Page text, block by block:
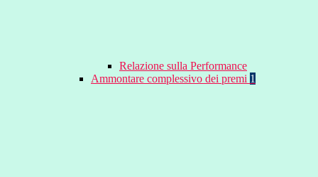
Relazione sulla Performance
Ammontare complessivo dei premi 1